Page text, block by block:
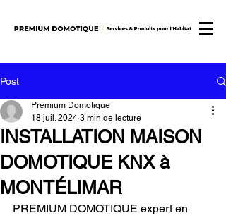
Post
INSTALLATION MAISON
DOMOTIQUE KNX à
MONTÉLIMAR
Premium Domotique
18 juil. 2024 3 min de lecture
PREMIUM DOMOTIQUE expert en